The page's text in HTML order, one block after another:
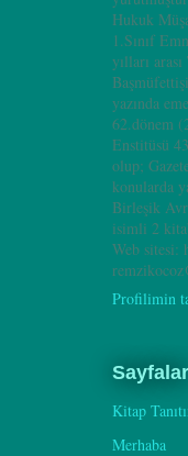
Hukuk
1.Sınıf
yılları
yazında
62.dönem
Enstitüsü
olup;
konularda
Birleşik
isimli 2
Web sitesi:
Profilimin
Sayfalar
Kitap
Merhaba